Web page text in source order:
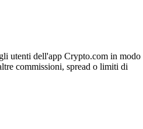
utenti dell'app Crypto.com in modo
commissioni, spread o limiti di